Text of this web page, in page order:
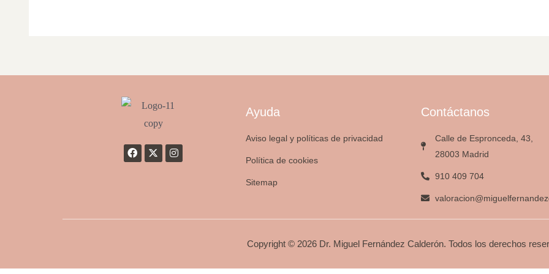
Ayuda
Aviso legal y políticas de privacidad
Política de cookies
Sitemap
Contáctanos
Calle de Espronceda, 43,
28003 Madrid
910 409 704
Copyright © 2026 Dr. Miguel Fernández Calderón. Todos los derechos